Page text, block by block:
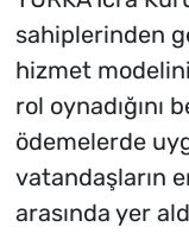
sahiplerinden
hizmet
rol oynadığını
ödemelerde
vatandaşların
arasında yer